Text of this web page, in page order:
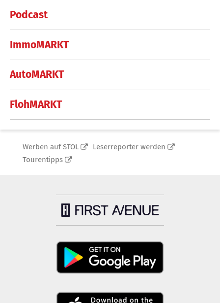
Podcast
ImmoMARKT
AutoMARKT
FlohMARKT
Werben auf STOL
Leserreporter werden
Tourentipps